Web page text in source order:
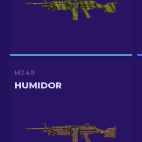
M249
HUMIDOR